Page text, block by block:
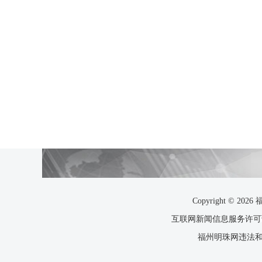
Copyright © 2026
互联网新闻信息服务许可
福州明珠网违法